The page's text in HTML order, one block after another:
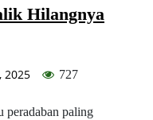
Hilangnya
2025 727
peradaban paling